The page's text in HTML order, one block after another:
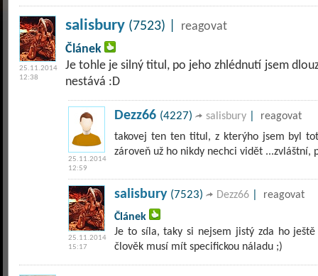
25.11.2014
12:38
salisbury (7523) |
reagovat
Článek
Je tohle je silný titul, po jeho zhlédnutí jsem
nestává :D
25.11.2014
12:59
Dezz66 (4227) salisbury
reagovat
takovej ten ten titul, z kterýho jsem byl
zároveň už ho nikdy nechci vidět
25.11.2014
15:17
salisbury (7523) Dezz66
reagovat
Článek
Je to síla, taky si nejsem jistý zda ho
člověk musí mít specifickou náladu ;)